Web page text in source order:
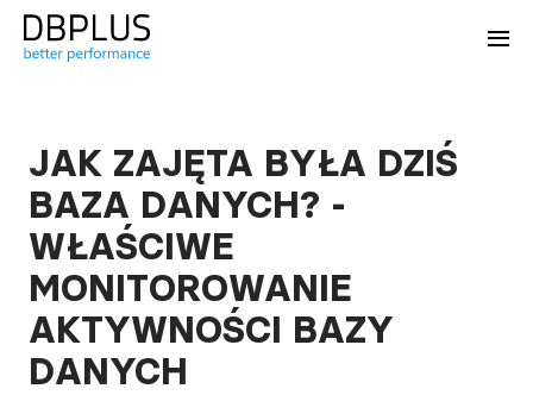
JAK ZAJĘTA BYŁA DZIŚ
BAZA DANYCH? -
WŁAŚCIWE
MONITOROWANIE
AKTYWNOŚCI BAZY
DANYCH